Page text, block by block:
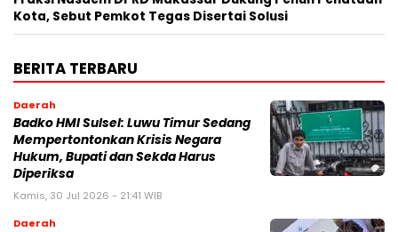
Kota, Sebut Pemkot Tegas Disertai Solusi
BERITA TERBARU
Daerah
Badko HMI Sulsel: Luwu Timur Sedang
Mempertontonkan Krisis Negara
Hukum, Bupati dan Sekda Harus
Diperiksa
Kamis, 30 Jul 2026 - 21:41 WIB
Daerah